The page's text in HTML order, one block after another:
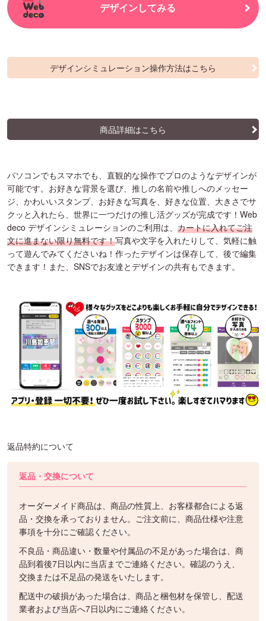
デザインしてみる
デザインシミュレーション操作方法はこちら
商品詳細はこちら
パソコンでもスマホでも、直観的な操作でプロのようなデザインが
可能です。お好きな背景を選び、推しの名前や推しへのメッセー
ジ、かわいいスタンプ、お好きな写真を、好きな位置、大きさでサ
クッと入れたら、世界に一つだけの推し活グッズが完成です！Web
deco デザインシミュレーションのご利用は、 カートに入れてご注
文に進まない限り無料です！写真や文字を入れたりして、気軽に触
って遊んでみてくださいね！作ったデザインは保存して、後で編集
できます！また、SNSでお友達とデザインの共有もできます。
返品特約について
返品・交換について
オーダーメイド商品は、商品の性質上、お客様都合による返
品・交換を承っておりません。ご注文前に、商品仕様や注意
事項を十分にご確認ください。
不良品・商品違い・数量や付属品の不足があった場合は、商
品到着後7日以内に当店までご連絡ください。確認のうえ、
交換または不足品の発送をいたします。
配送中の破損があった場合は、商品と梱包材を保管し、配送
業者および当店へ7日以内にご連絡ください。